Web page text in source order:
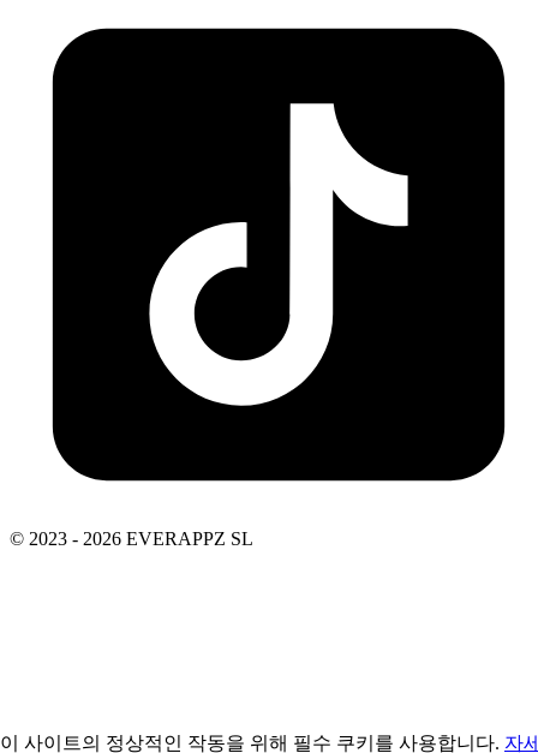
이 사이트의 정상적인 작동을 위해 필수 쿠키를 사용합니다. 자
© 2023 - 2026 EVERAPPZ SL